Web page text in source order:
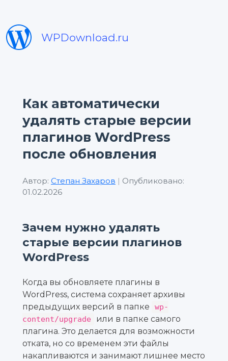
WPDownload.ru
Как автоматически
удалять старые версии
плагинов WordPress
после обновления
Автор: Степан Захаров | Опубликовано:
01.02.2026
Зачем нужно удалять
старые версии плагинов
WordPress
Когда вы обновляете плагины в
WordPress, система сохраняет архивы
предыдущих версий в папке
wp-
content/upgrade
или в папке самого
плагина. Это делается для возможности
отката, но со временем эти файлы
накапливаются и занимают лишнее место